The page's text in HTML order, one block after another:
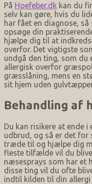
På Hoefeber.dk kan du
selv kan gøre, hvis du
har fået en diagnose,
opsøge din
hjælpe dig til at
overfor. Det vigtigste
undgå den ting, som du
allergisk overfor
græsslåning, mens en
sit hjem uden
Behandling af
Du kan risikere at ende
udbrud, og så er det for
træde til og hjælpe dig
fleste tilfælde vil du
næsesprays som har et
disse ting vil du ofte
indtil kilden til din allergi